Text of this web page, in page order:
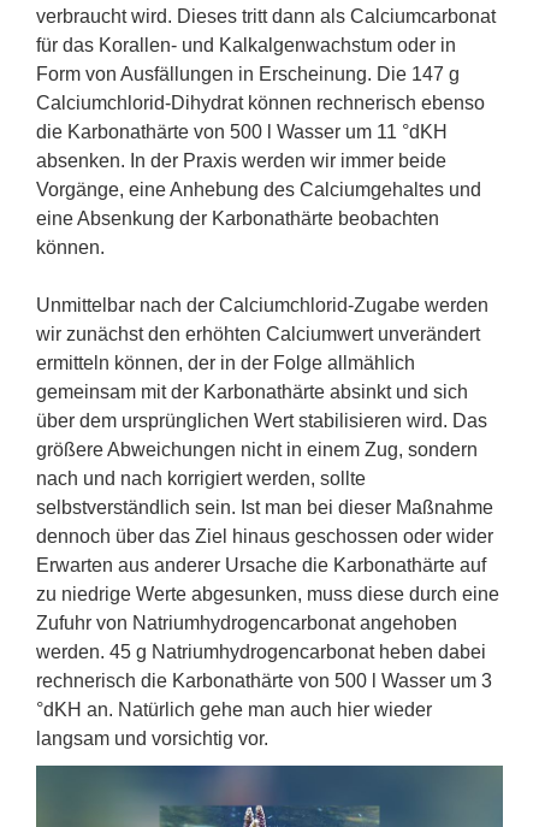
verbraucht wird. Dieses tritt dann als Calciumcarbonat
für das Korallen- und Kalkalgenwachstum oder in
Form von Ausfällungen in Erscheinung. Die 147 g
Calciumchlorid-Dihydrat können rechnerisch ebenso
die Karbonathärte von 500 l Wasser um 11 °dKH
absenken. In der Praxis werden wir immer beide
Vorgänge, eine Anhebung des Calciumgehaltes und
eine Absenkung der Karbonathärte beobachten
können.
Unmittelbar nach der Calciumchlorid-Zugabe werden
wir zunächst den erhöhten Calciumwert unverändert
ermitteln können, der in der Folge allmählich
gemeinsam mit der Karbonathärte absinkt und sich
über dem ursprünglichen Wert stabilisieren wird. Das
größere Abweichungen nicht in einem Zug, sondern
nach und nach korrigiert werden, sollte
selbstverständlich sein. Ist man bei dieser Maßnahme
dennoch über das Ziel hinaus geschossen oder wider
Erwarten aus anderer Ursache die Karbonathärte auf
zu niedrige Werte abgesunken, muss diese durch eine
Zufuhr von Natriumhydrogencarbonat angehoben
werden. 45 g Natriumhydrogencarbonat heben dabei
rechnerisch die Karbonathärte von 500 l Wasser um 3
°dKH an. Natürlich gehe man auch hier wieder
langsam und vorsichtig vor.